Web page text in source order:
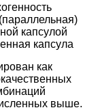
капсулой
капсула
как
выше.